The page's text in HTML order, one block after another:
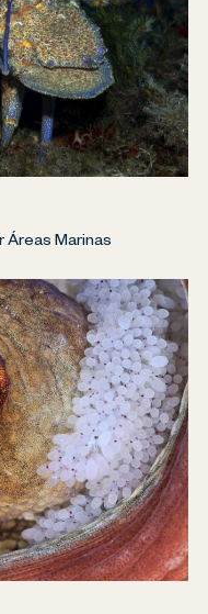
Áreas Marinas